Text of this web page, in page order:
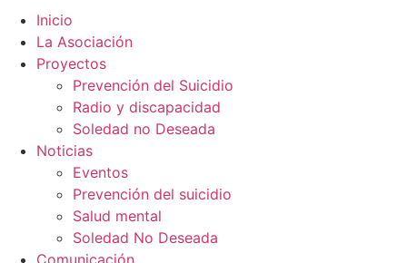
Inicio
La Asociación
Proyectos
Prevención del Suicidio
Radio y discapacidad
Soledad no Deseada
Noticias
Eventos
Prevención del suicidio
Salud mental
Soledad No Deseada
Comunicación